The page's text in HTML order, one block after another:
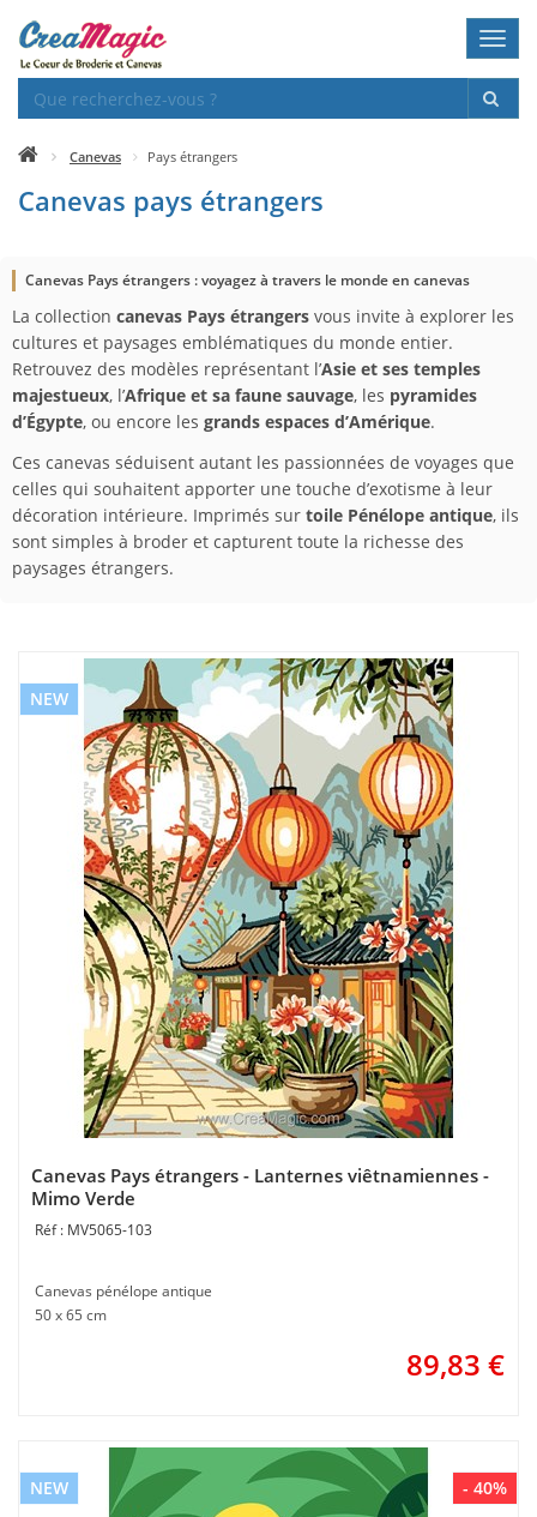
Canevas Pays étrangers
Canevas pays étrangers
Canevas Pays étrangers : voyagez à travers le monde en canevas
La collection canevas Pays étrangers vous invite à explorer les
cultures et paysages emblématiques du monde entier.
Retrouvez des modèles représentant l’Asie et ses temples
majestueux, l’Afrique et sa faune sauvage, les pyramides
d’Égypte, ou encore les grands espaces d’Amérique.
Ces canevas séduisent autant les passionnées de voyages que
celles qui souhaitent apporter une touche d’exotisme à leur
décoration intérieure. Imprimés sur toile Pénélope antique, ils
sont simples à broder et capturent toute la richesse des
paysages étrangers.
NEW
Canevas Pays étrangers - Lanternes viêtnamiennes -
Mimo Verde
MV5065-103
Canevas pénélope antique
50 x 65 cm
89,83 €
- 40%
NEW